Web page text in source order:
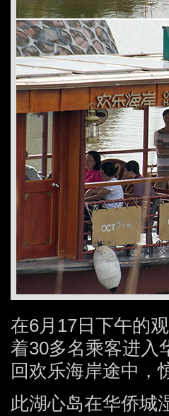
在6月17日下午的
着30多名乘客进入
回欢乐海岸途中，
此湖心岛在华侨城